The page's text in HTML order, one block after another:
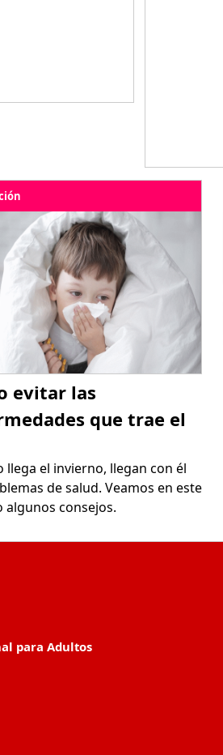
evitar las
que trae el
llega el invierno, llegan con él
de salud. Veamos en este
algunos consejos.
para Adultos